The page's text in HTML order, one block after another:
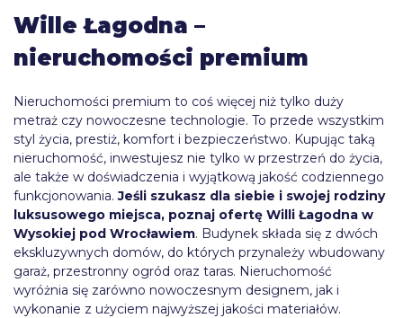
Wille Łagodna –
nieruchomości premium
Nieruchomości premium to coś więcej niż tylko duży
metraż czy nowoczesne technologie. To przede wszystkim
styl życia, prestiż, komfort i bezpieczeństwo. Kupując taką
nieruchomość, inwestujesz nie tylko w przestrzeń do życia,
ale także w doświadczenia i wyjątkową jakość codziennego
funkcjonowania.Jeśli szukasz dla siebie i swojej rodziny
luksusowego miejsca, poznaj ofertę Willi Łagodna w
Wysokiej pod Wrocławiem. Budynek składa się z dwóch
ekskluzywnych domów, do których przynależy wbudowany
garaż, przestronny ogród oraz taras. Nieruchomość
wyróżnia się zarówno nowoczesnym designem, jak i
wykonanie z użyciem najwyższej jakości materiałów.